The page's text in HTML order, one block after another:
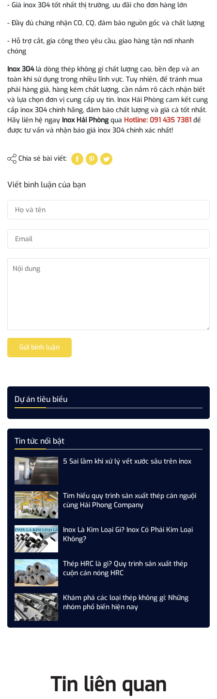
- Giá inox 304 tốt nhất thị trường, ưu đãi cho đơn hàng lớn
- Đầy đủ chứng nhận CO, CQ, đảm bảo nguồn gốc và chất lượng
- Hỗ trợ cắt, gia công theo yêu cầu, giao hàng tận nơi nhanh
chóng
Inox 304 là dòng thép không gỉ chất lượng cao, bền đẹp và an
toàn khi sử dụng trong nhiều lĩnh vực. Tuy nhiên, để tránh mua
phải hàng giả, hàng kém chất lượng, cần nắm rõ cách nhận biết
và lựa chọn đơn vị cung cấp uy tín. Inox Hải Phòng cam kết cung
cấp inox 304 chính hãng, đảm bảo chất lượng và giá cả tốt nhất.
Hãy liên hệ ngay Inox Hải Phòngqua Hotline: 091 435 7381 để
được tư vấn và nhận báo giá inox 304 chính xác nhất!
Chia sẻ bài viết:
Viết bình luận của bạn
Gửi bình luận
Dự án tiêu biểu
Tin tức nổi bật
5 Sai lầm khi xử lý vết xước sâu trên inox
Tìm hiểu quy trình sản xuất thép cán nguội
cùng Hải Phong Company
Inox Là Kim Loại Gì? Inox Có Phải Kim Loại
Không?
Thép HRC là gì? Quy trình sản xuất thép
cuộn cán nóng HRC
Khám phá các loại thép không gỉ: Những
nhóm phổ biến hiện nay
Tin liên quan